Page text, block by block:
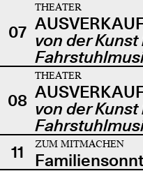
07
THEATER
von der Kunst
08
THEATER
von der Kunst
11
ZUM MITMACHEN